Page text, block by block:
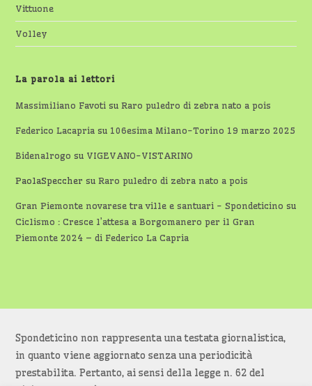
Vittuone
Volley
La parola ai lettori
Massimiliano Favoti suRaro puledro di zebra nato a pois
Federico Lacapria su 106esima Milano-Torino 19 marzo 2025
Bidenalrogo su VIGEVANO-VISTARINO
PaolaSpeccher suRaro puledro di zebra nato a pois
Gran Piemonte novarese tra ville e santuari - Spondeticino su
Ciclismo : Cresce l’attesa a Borgomanero per il Gran
Piemonte 2024 – di Federico La Capria
Spondeticino non rappresenta una testata giornalistica,
in quanto viene aggiornato senza una periodicità
prestabilita. Pertanto, ai sensi della legge n. 62 del